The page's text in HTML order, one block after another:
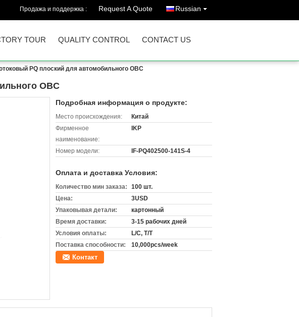
Продажа и поддержка : Request A Quote Russian
TOUR QUALITY CONTROL CONTACT US
PQ плоский для автомобильного OBC
OBC
Подробная информация о продукте:
Место происхождения:
Китай
Фирменное
наименование:
IKP
Номер модели: IF-PQ402500-141S-4
Оплата и доставка Условия:
Количество мин заказа:
100 шт.
Цена:
3USD
Упаковывая детали:
картонный
Время доставки:
3-15 рабочих дней
Условия оплаты:
L/C, T/T
Поставка способности:
10,000pcs/week
Контакт